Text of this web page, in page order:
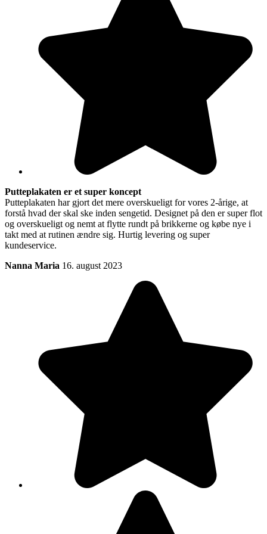
Putteplakaten er et super koncept
Putteplakaten har gjort det mere overskueligt for vores 2-årige, at
forstå hvad der skal ske inden sengetid. Designet på den er super flot
og overskueligt og nemt at flytte rundt på brikkerne og købe nye i
takt med at rutinen ændre sig. Hurtig levering og super
kundeservice.
Nanna Maria 16. august 2023